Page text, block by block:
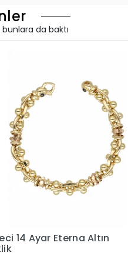
da baktı
14 Ayar Sedef Yıldız Altın